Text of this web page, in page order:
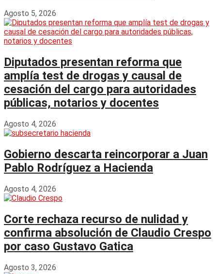
Agosto 5, 2026
Diputados presentan reforma que
amplía test de drogas y causal de
cesación del cargo para autoridades
públicas, notarios y docentes
Agosto 4, 2026
Gobierno descarta reincorporar a Juan
Pablo Rodríguez a Hacienda
Agosto 4, 2026
Corte rechaza recurso de nulidad y
confirma absolución de Claudio Crespo
por caso Gustavo Gatica
Agosto 3, 2026